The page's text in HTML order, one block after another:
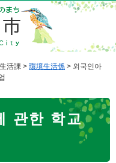
活課 > 環境生活係 > 외국인아
관한 학교